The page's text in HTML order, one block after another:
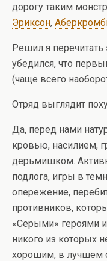
дорогу таким
Эриксон,
Решил я перечитать
убедился, что
(чаще всего
Отряд выглядит
Да, перед нами
кровью, насилием,
дерьмишком.
подлога, игры в
опережение,
противников,
«Серыми» героями
никого из которых
хорошим, в лучшем